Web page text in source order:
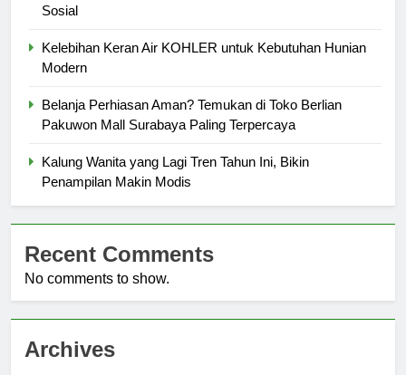
Sosial
Kelebihan Keran Air KOHLER untuk Kebutuhan Hunian
Modern
Belanja Perhiasan Aman? Temukan di Toko Berlian
Pakuwon Mall Surabaya Paling Terpercaya
Kalung Wanita yang Lagi Tren Tahun Ini, Bikin
Penampilan Makin Modis
Recent Comments
No comments to show.
Archives